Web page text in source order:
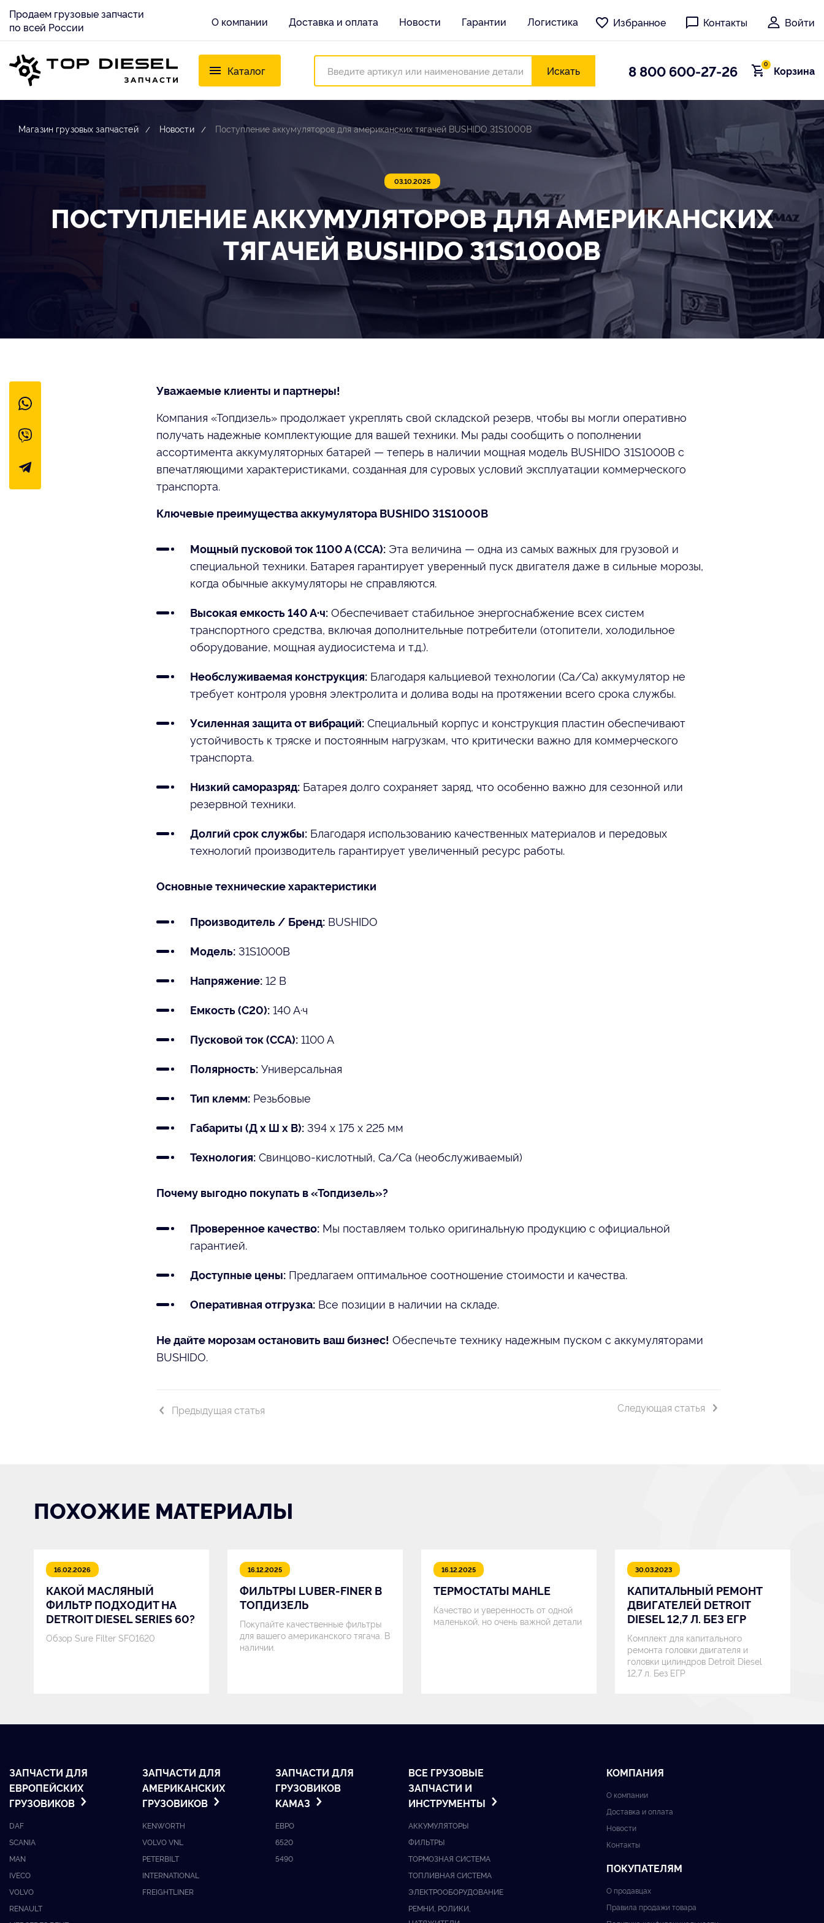
Продаем грузовые запчасти
по всей России
О компании Доставка и оплата Новости Гарантии Логистика Избранное Контакты Войти
Каталог Искать 8 800 600-27-26 Корзина
0
Магазин грузовых запчастей Новости Поступление аккумуляторов для американских тягачей BUSHIDO 31S1000B
03.10.2025
ПОСТУПЛЕНИЕ АККУМУЛЯТОРОВ ДЛЯ АМЕРИКАНСКИХ
ТЯГАЧЕЙ BUSHIDO 31S1000B
Уважаемые клиенты и партнеры!
Компания «Топдизель» продолжает укреплять свой складской резерв, чтобы вы могли оперативно
получать надежные комплектующие для вашей техники. Мы рады сообщить о пополнении
ассортимента аккумуляторных батарей — теперь в наличии мощная модель BUSHIDO 31S1000B с
впечатляющими характеристиками, созданная для суровых условий эксплуатации коммерческого
транспорта.
Ключевые преимущества аккумулятора BUSHIDO 31S1000B
Мощный пусковой ток 1100 А (CCA): Эта величина — одна из самых важных для грузовой и
специальной техники. Батарея гарантирует уверенный пуск двигателя даже в сильные морозы,
когда обычные аккумуляторы не справляются.
Высокая емкость 140 А·ч: Обеспечивает стабильное энергоснабжение всех систем
транспортного средства, включая дополнительные потребители (отопители, холодильное
оборудование, мощная аудиосистема и т.д.).
Необслуживаемая конструкция: Благодаря кальциевой технологии (Ca/Ca) аккумулятор не
требует контроля уровня электролита и долива воды на протяжении всего срока службы.
Усиленная защита от вибраций: Специальный корпус и конструкция пластин обеспечивают
устойчивость к тряске и постоянным нагрузкам, что критически важно для коммерческого
транспорта.
Низкий саморазряд: Батарея долго сохраняет заряд, что особенно важно для сезонной или
резервной техники.
Долгий срок службы: Благодаря использованию качественных материалов и передовых
технологий производитель гарантирует увеличенный ресурс работы.
Основные технические характеристики
Производитель / Бренд: BUSHIDO
Модель: 31S1000B
Напряжение: 12 В
Емкость (C20): 140 А·ч
Пусковой ток (CCA): 1100 А
Полярность: Универсальная
Тип клемм: Резьбовые
Габариты (Д x Ш x В): 394 x 175 x 225 мм
Технология: Свинцово-кислотный, Ca/Ca (необслуживаемый)
Почему выгодно покупать в «Топдизель»?
Проверенное качество: Мы поставляем только оригинальную продукцию с официальной
гарантией.
Доступные цены: Предлагаем оптимальное соотношение стоимости и качества.
Оперативная отгрузка: Все позиции в наличии на складе.
Не дайте морозам остановить ваш бизнес! Обеспечьте технику надежным пуском с аккумуляторами
BUSHIDO.
Предыдущая статья Следующая статья
ПОХОЖИЕ МАТЕРИАЛЫ
16.02.2026
КАКОЙ МАСЛЯНЫЙ
ФИЛЬТР ПОДХОДИТ НА
DETROIT DIESEL SERIES 60?
Обзор Sure Filter SFO1620
16.12.2025
ФИЛЬТРЫ LUBER-FINER В
ТОПДИЗЕЛЬ
Покупайте качественные фильтры
для вашего американского тягача. В
наличии.
16.12.2025
ТЕРМОСТАТЫ MAHLE
Качество и уверенность от одной
маленькой, но очень важной детали
30.03.2023
КАПИТАЛЬНЫЙ РЕМОНТ
ДВИГАТЕЛЕЙ DETROIT
DIESEL 12,7 Л. БЕЗ ЕГР
Комплект для капитального
ремонта головки двигателя и
головки цилиндров Detroit Diesel
12,7 л. Без ЕГР
ЗАПЧАСТИ ДЛЯ
ЕВРОПЕЙСКИХ
ГРУЗОВИКОВ
DAF
SCANIA
MAN
IVECO
VOLVO
RENAULT
ЗАПЧАСТИ ДЛЯ
АМЕРИКАНСКИХ
ГРУЗОВИКОВ
KENWORTH
VOLVO VNL
PETERBILT
INTERNATIONAL
FREIGHTLINER
ЗАПЧАСТИ ДЛЯ
ГРУЗОВИКОВ
KАМАЗ
ЕВРО
6520
5490
ВСЕ ГРУЗОВЫЕ
ЗАПЧАСТИ И
ИНСТРУМЕНТЫ
АККУМУЛЯТОРЫ
ФИЛЬТРЫ
ТОРМОЗНАЯ СИСТЕМА
ТОПЛИВНАЯ СИСТЕМА
ЭЛЕКТРООБОРУДОВАНИЕ
РЕМНИ, РОЛИКИ,
КОМПАНИЯ
О компании
Доставка и оплата
Новости
Контакты
ПОКУПАТЕЛЯМ
О продавцах
Правила продажи товара